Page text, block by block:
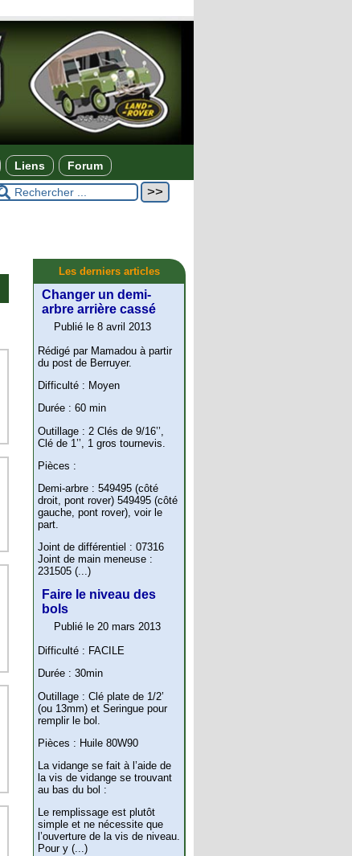
Liens Forum
Les derniers articles
Changer un demi-
arbre arrière cassé
Publié le 8 avril 2013
Rédigé par Mamadou à partir
du post de Berruyer.
Difficulté : Moyen
Durée : 60 min
Outillage : 2 Clés de 9/16’’,
Clé de 1’’, 1 gros tournevis.
Pièces :
Demi-arbre : 549495 (côté
droit, pont rover) 549495 (côté
gauche, pont rover), voir le
part.
Joint de différentiel : 07316
Joint de main meneuse :
231505 (...)
Faire le niveau des
bols
Publié le 20 mars 2013
Difficulté : FACILE
Durée : 30min
Outillage : Clé plate de 1/2’
(ou 13mm) et Seringue pour
remplir le bol.
Pièces : Huile 80W90
La vidange se fait à l’aide de
la vis de vidange se trouvant
au bas du bol :
Le remplissage est plutôt
simple et ne nécessite que
l’ouverture de la vis de niveau.
Pour y (...)